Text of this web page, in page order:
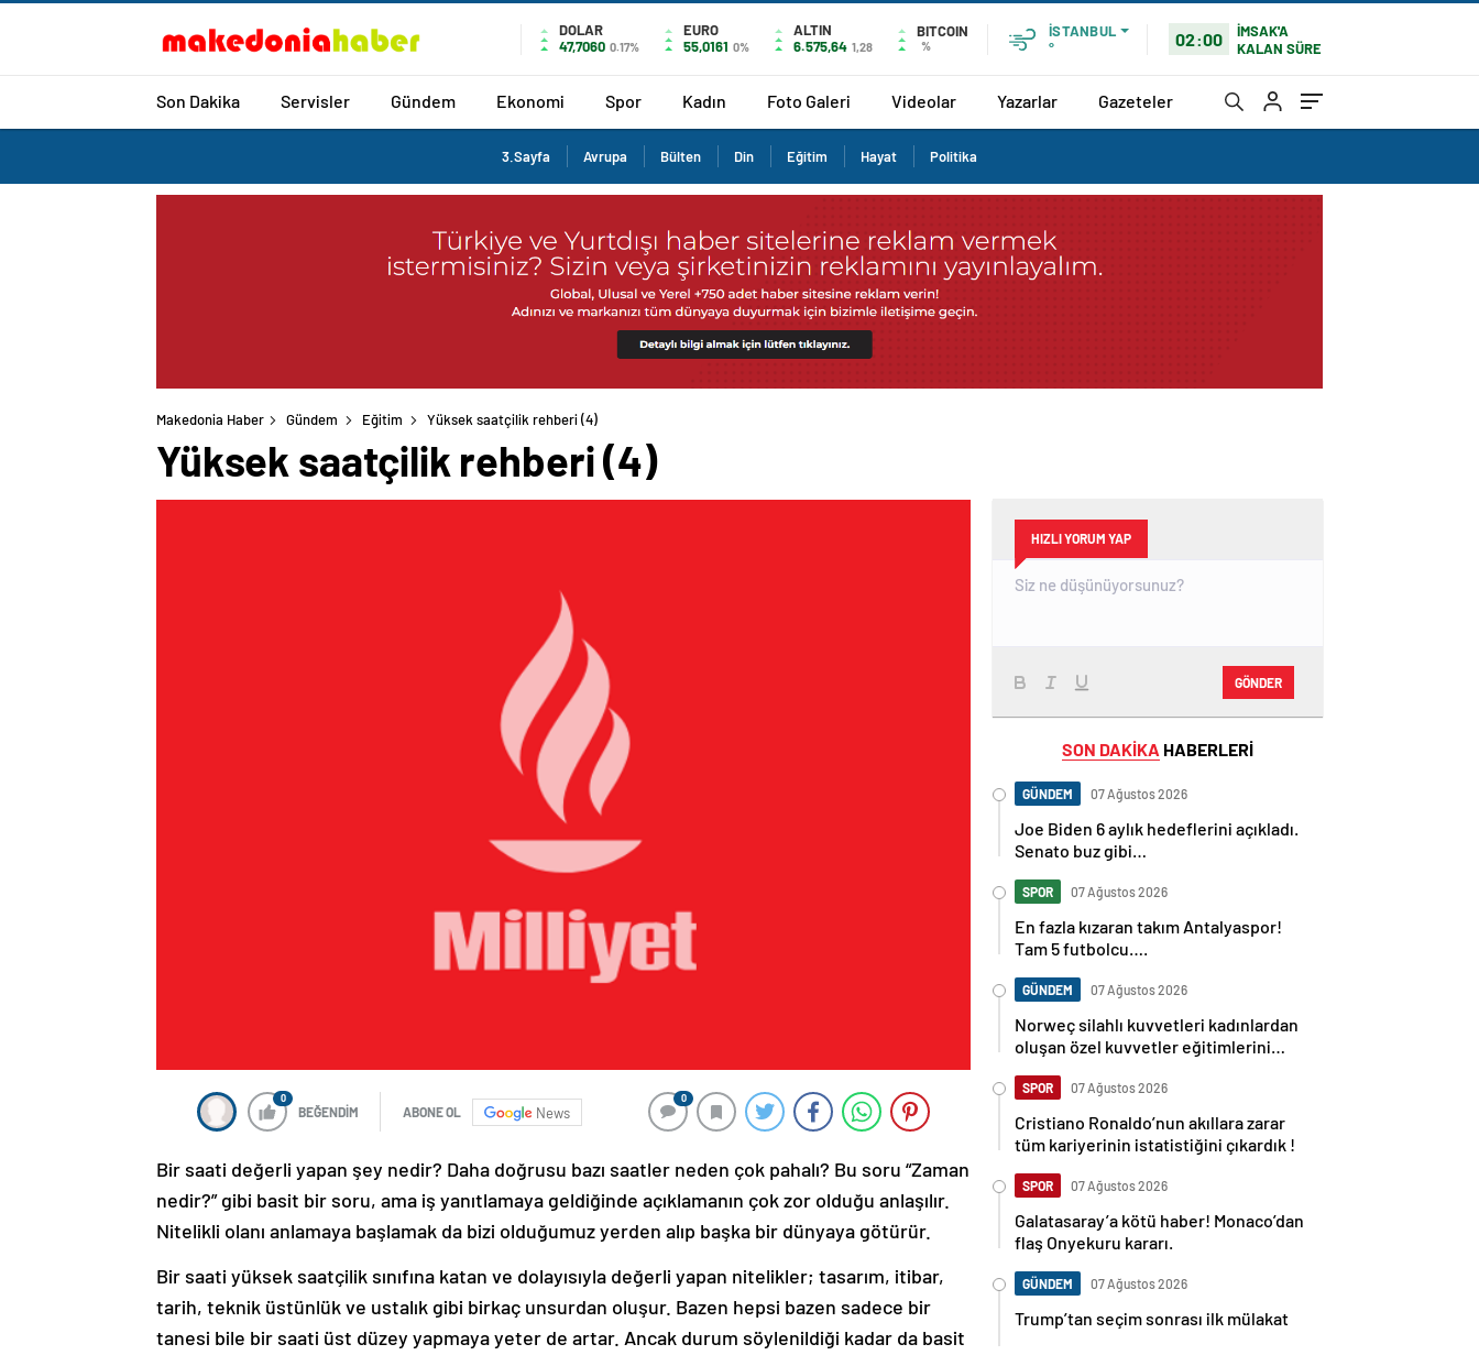
DOLAR
47,7060 0.17%
EURO
55,0161 0%
ALTIN
6.575,64 1,28
BITCOIN
%
İSTANBUL
°
02:00
İMSAK'A
KALAN SÜRE
Son Dakika Servisler Gündem Ekonomi Spor Kadın Foto Galeri Videolar Yazarlar Gazeteler
3.Sayfa Avrupa Bülten Din Eğitim Hayat Politika
Makedonia Haber Gündem Eğitim Yüksek saatçilik rehberi (4)
Yüksek saatçilik rehberi (4)
0
BEĞENDİM ABONE OL News
0
Bir saati değerli yapan şey nedir? Daha doğrusu bazı saatler neden çok pahalı? Bu soru “Zaman
nedir?” gibi basit bir soru, ama iş yanıtlamaya geldiğinde açıklamanın çok zor olduğu anlaşılır.
Nitelikli olanı anlamaya başlamak da bizi olduğumuz yerden alıp başka bir dünyaya götürür.
Bir saati yüksek saatçilik sınıfına katan ve dolayısıyla değerli yapan nitelikler; tasarım, itibar,
tarih, teknik üstünlük ve ustalık gibi birkaç unsurdan oluşur. Bazen hepsi bazen sadece bir
tanesi bile bir saati üst düzey yapmaya yeter de artar. Ancak durum söylenildiği kadar da basit
HIZLI YORUM YAP
GÖNDER
SON DAKİKA HABERLERİ
GÜNDEM 07 Ağustos 2026
Joe Biden 6 aylık hedeflerini açıkladı.
Senato buz gibi…
SPOR 07 Ağustos 2026
En fazla kızaran takım Antalyaspor!
Tam 5 futbolcu….
GÜNDEM 07 Ağustos 2026
Norweç silahlı kuvvetleri kadınlardan
oluşan özel kuvvetler eğitimlerini
SPOR 07 Ağustos 2026
Cristiano Ronaldo’nun akıllara zarar
tüm kariyerinin istatistiğini çıkardık !
SPOR 07 Ağustos 2026
Galatasaray’a kötü haber! Monaco’dan
flaş Onyekuru kararı.
GÜNDEM 07 Ağustos 2026
Trump’tan seçim sonrası ilk mülakat